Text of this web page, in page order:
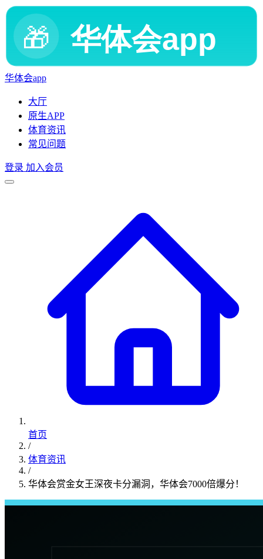
华体会app
大厅
原生APP
体育资讯
常见问题
登录 加入会员
首页
/
体育资讯
/
华体会赏金女王深夜卡分漏洞，华体会7000倍爆分！